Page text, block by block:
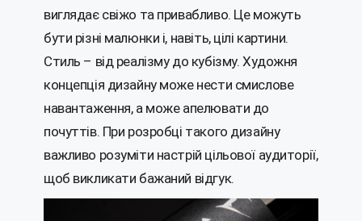
виглядає свіжо та привабливо. Це можуть
бути різні малюнки і, навіть, цілі картини.
Стиль – від реалізму до кубізму. Художня
концепція дизайну може нести смислове
навантаження, а може апелювати до
почуттів. При розробці такого дизайну
важливо розуміти настрій цільової аудиторії,
щоб викликати бажаний відгук.